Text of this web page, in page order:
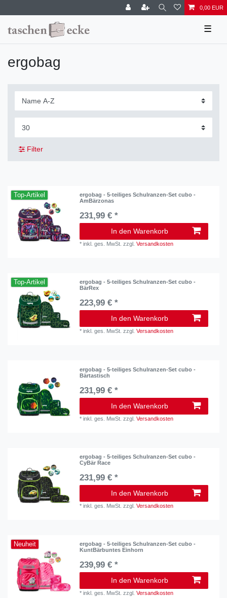
0,00 EUR
☰
ergobag
Filter
Top-Artikel
ergobag - 5-teiliges Schulranzen-Set cubo -
AmBärzonas
231,99 € *
In den Warenkorb
*inkl. ges. MwSt. zzgl.Versandkosten
Top-Artikel
ergobag - 5-teiliges Schulranzen-Set cubo -
BärRex
223,99 € *
In den Warenkorb
*inkl. ges. MwSt. zzgl.Versandkosten
ergobag - 5-teiliges Schulranzen-Set cubo -
Bärtastisch
231,99 € *
In den Warenkorb
*inkl. ges. MwSt. zzgl.Versandkosten
ergobag - 5-teiliges Schulranzen-Set cubo -
CyBär Race
231,99 € *
In den Warenkorb
*inkl. ges. MwSt. zzgl.Versandkosten
Neuheit
ergobag - 5-teiliges Schulranzen-Set cubo -
KuntBärbuntes Einhorn
239,99 € *
In den Warenkorb
*inkl. ges. MwSt. zzgl.Versandkosten